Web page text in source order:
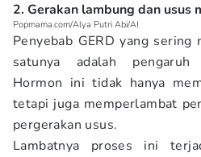
2. Gerakan lambung dan usus
Popmama.com/Alya Putri Abi/AI
Penyebab GERD yang
satunya adalah
Hormon ini tidak hanya
tetapi juga memperlambat
pergerakan usus.
Lambatnya proses ini